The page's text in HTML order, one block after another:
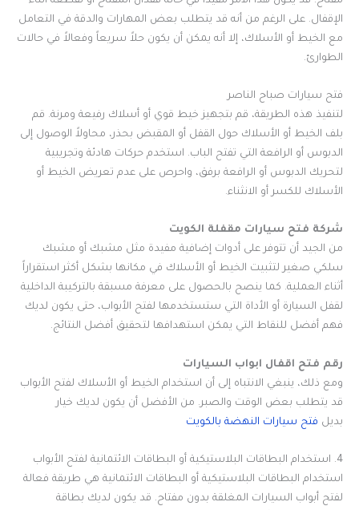
الإقفال. على الرغم من أنه قد يتطلب بعض المهارات والدقة في التعامل
مع الخيط أو الأسلاك، إلا أنه يمكن أن يكون حلاً سريعاً وفعالاً في حالات
الطوارئ.
فتح سيارات صباح الناصر
لتنفيذ هذه الطريقة، قم بتجهيز خيط قوي أو أسلاك رفيعة ومرنة. قم
بلف الخيط أو الأسلاك حول القفل أو المقبض بحذر، محاولاً الوصول إلى
الدبوس أو الرافعة التي تفتح الباب. استخدم حركات هادئة وتجريبية
لتحريك الدبوس أو الرافعة برفق، واحرص على عدم تعريض الخيط أو
الأسلاك للكسر أو الانثناء.
شركة فتح سيارات مقفلة الكويت
من الجيد أن تتوفر على أدوات إضافية مفيدة مثل مشبك أو مشبك
سلكي صغير لتثبيت الخيط أو الأسلاك في مكانها بشكل أكثر استقراراً
أثناء العملية. كما ينصح بالحصول على معرفة مسبقة بالتركيبة الداخلية
لقفل السيارة أو الأداة التي ستستخدمها لفتح الأبواب، حتى يكون لديك
فهم أفضل للنقاط التي يمكن استهدافها لتحقيق أفضل النتائج.
رقم فتح اقفال ابواب السيارات
ومع ذلك، ينبغي الانتباه إلى أن استخدام الخيط أو الأسلاك لفتح الأبواب
قد يتطلب بعض الوقت والصبر. من الأفضل أن يكون لديك خيار
بديل فتح سيارات النهضة بالكويت
4. استخدام البطاقات البلاستيكية أو البطاقات الائتمانية لفتح الأبواب
استخدام البطاقات البلاستيكية أو البطاقات الائتمانية هي طريقة فعالة
لفتح أبواب السيارات المغلقة بدون مفتاح. قد يكون لديك بطاقة